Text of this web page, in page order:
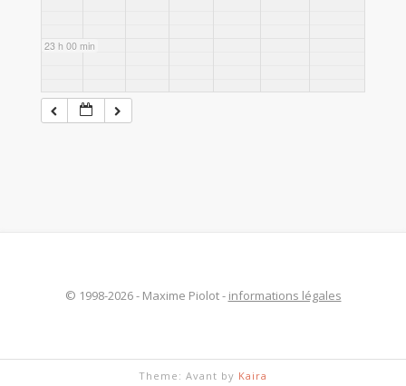
23 h 00 min
© 1998-2026 - Maxime Piolot - informations légales
Theme: Avant by Kaira